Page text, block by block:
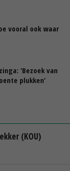
vooral ook waar
‘Bezoek van
plukken’
(KOU)